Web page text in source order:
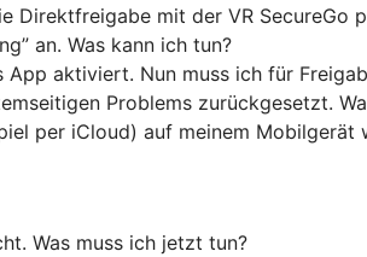
Direktfreigabe mit der VR SecureGo
an. Was kann ich tun?
aktiviert. Nun muss ich für
Problems zurückgesetzt.
per iCloud) auf meinem
Was muss ich jetzt tun?